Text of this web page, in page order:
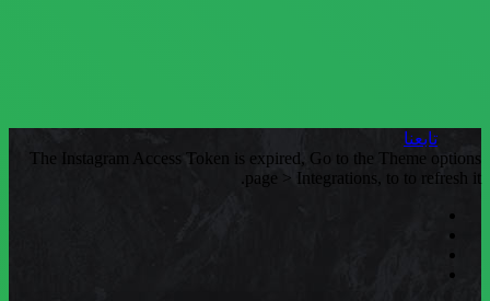
تابعنا
The Instagram Access Token is expired, Go to the Theme options
page > Integrations, to to refresh it.